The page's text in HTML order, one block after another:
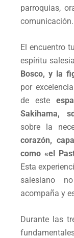
parroquias,
comunicación.
El encuentro
espíritu
Bosco, y la
por
de este
Sakihama,
sobre la
corazón,
como «el
Esta
salesiano
acompaña y
Durante las